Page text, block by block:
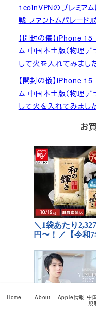
1coinVPNのプレミア
戦 ファントムパレード
【開封の儀】iPhone
ム 中国本土版（物理デ
して火を入れてみまし
【開封の儀】iPhone
ム 中国本土版（物理デ
して火を入れてみまし
お
Home About Apple情報 中
規